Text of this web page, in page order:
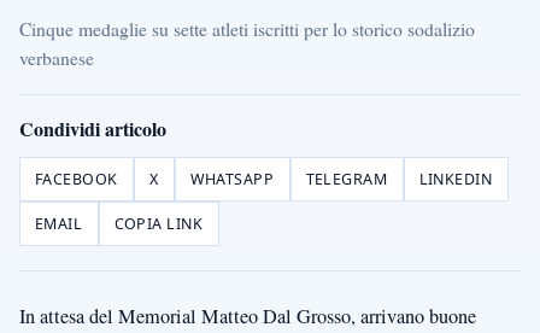
Cinque medaglie su sette atleti iscritti per lo storico sodalizio
verbanese
Condividi articolo
FACEBOOK X WHATSAPP TELEGRAM LINKEDIN
EMAIL COPIA LINK
In attesa del Memorial Matteo Dal Grosso, arrivanobuone